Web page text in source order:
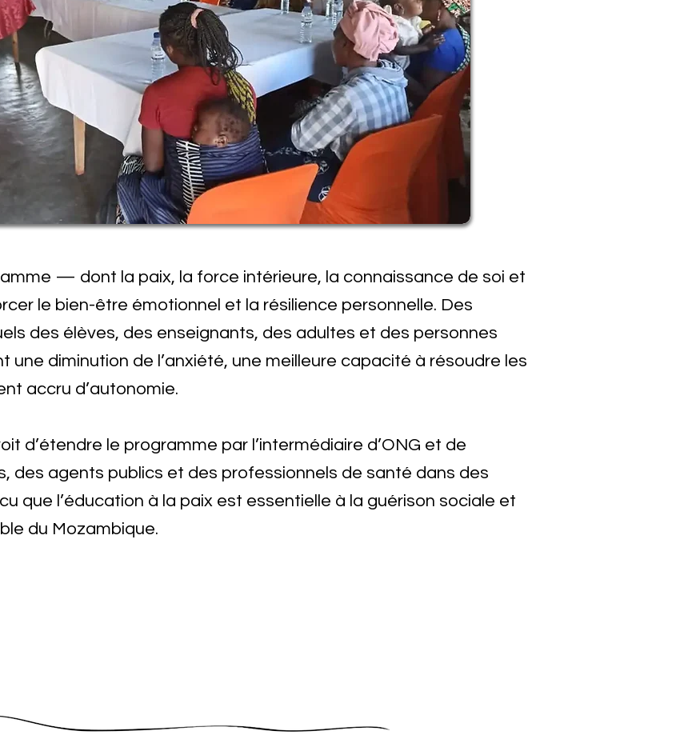
— dont la paix, la force intérieure, la connaissance de soi et
le bien-être émotionnel et la résilience personnelle. Des
des élèves, des enseignants, des adultes et des personnes
une diminution de l’anxiété, une meilleure capacité à résoudre les
accru d’autonomie.
d’étendre le programme par l’intermédiaire d’ONG et de
des agents publics et des professionnels de santé dans des
que l’éducation à la paix est essentielle à la guérison sociale et
du Mozambique.